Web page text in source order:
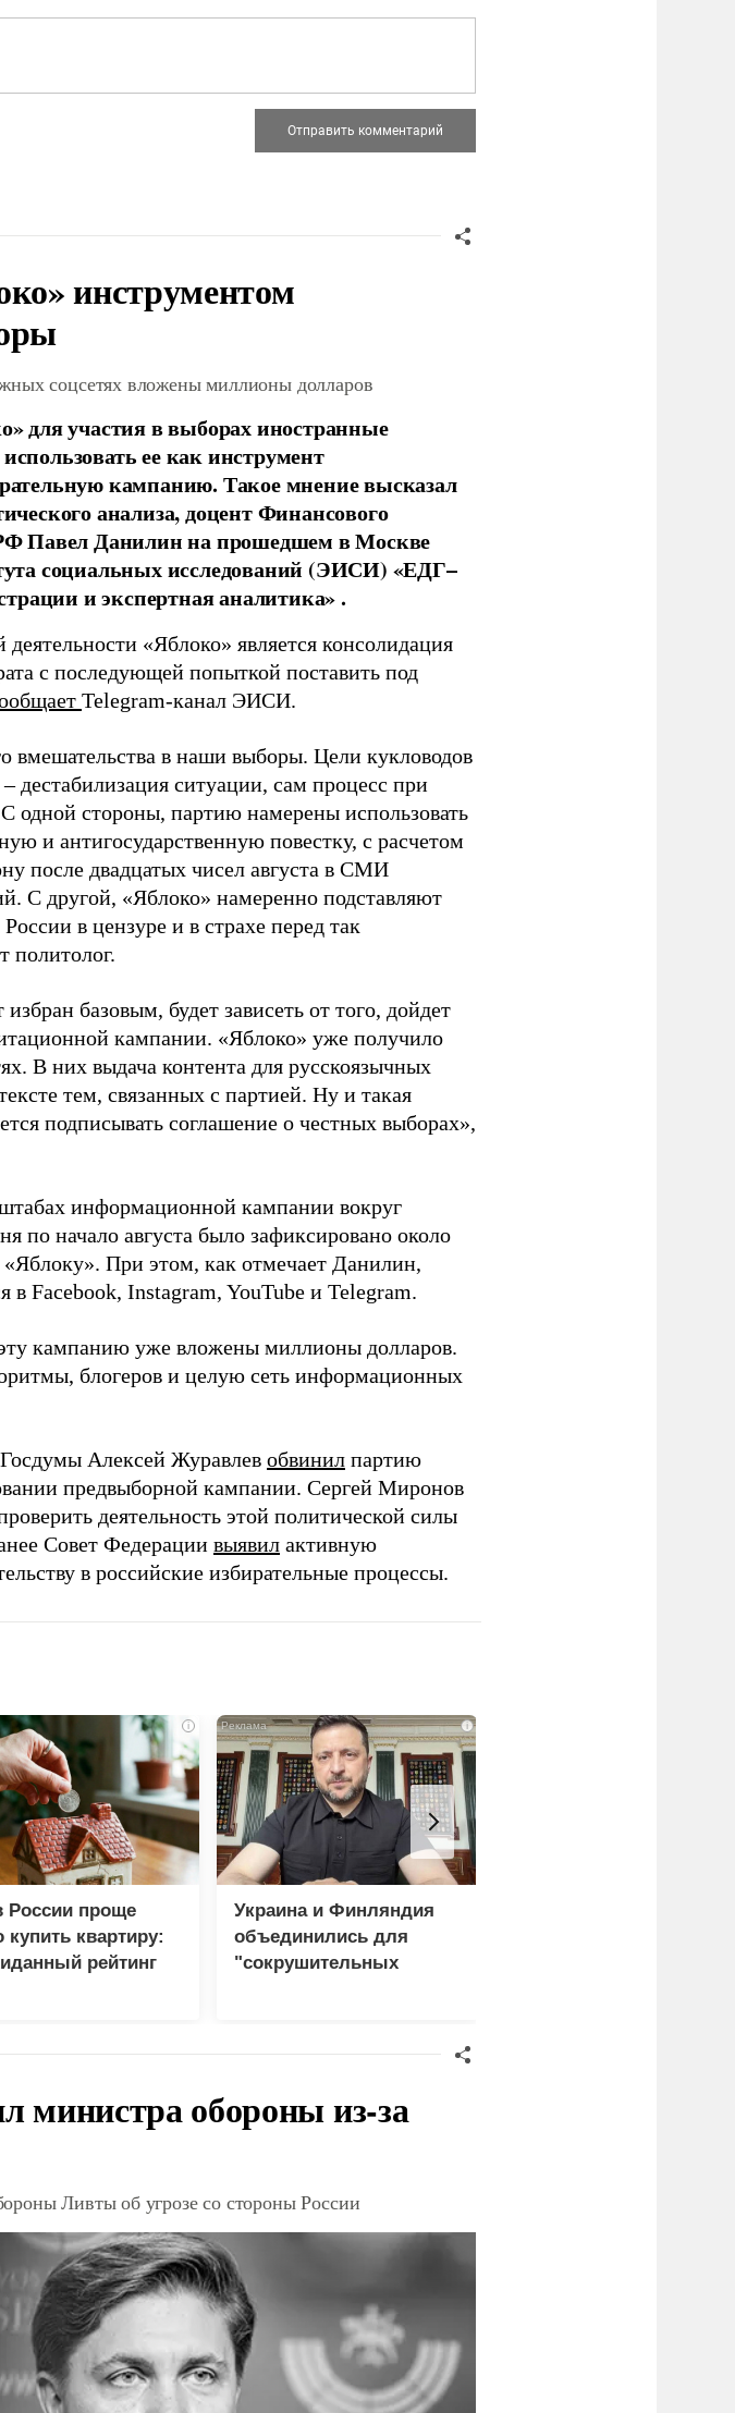
инструментом
соцсетях вложены миллионы долларов
для участия в выборах иностранные
ее как инструмент
кампанию. Такое мнение высказал
анализа, доцент Финансового
Павел Данилин на прошедшем в Москве
социальных исследований (ЭИСИ) «ЕДГ–
и экспертная аналитика» .
«Яблоко» является консолидация
с последующей попыткой поставить под
Telegram-канал ЭИСИ.
вмешательства в наши выборы. Цели кукловодов
дестабилизация ситуации, сам процесс при
одной стороны, партию намерены использовать
и антигосударственную повестку, с расчетом
после двадцатых чисел августа в СМИ
С другой, «Яблоко» намеренно подставляют
в цензуре и в страхе перед так
политолог.
базовым, будет зависеть от того, дойдет
кампании. «Яблоко» уже получило
В них выдача контента для русскоязычных
тем, связанных с партией. Ну и такая
подписывать соглашение о честных выборах»,
информационной кампании вокруг
по начало августа было зафиксировано около
При этом, как отмечает Данилин,
в Facebook, Instagram, YouTube и Telegram.
кампанию уже вложены миллионы долларов.
блогеров и целую сеть информационных
Алексей Журавлев обвинил партию
предвыборной кампании. Сергей Миронов
деятельность этой политической силы
Совет Федерации выявил активную
в российские избирательные процессы.
i
России проще
купить квартиру:
рейтинг
i
Украина и Финляндия
объединились для
"сокрушительных
министра обороны из-за
Ливты об угрозе со стороны России